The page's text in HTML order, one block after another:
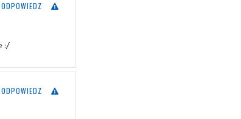
ODPOWIEDZ
:/
ODPOWIEDZ